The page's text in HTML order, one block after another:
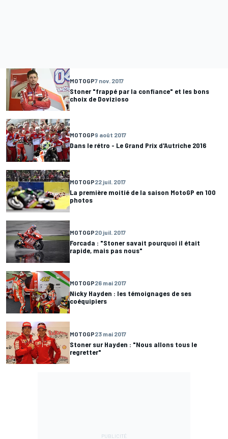
MOTOGP7 nov. 2017
Stoner "frappé par la confiance" et les bons
choix de Dovizioso
MOTOGP9 août 2017
Dans le rétro - Le Grand Prix d'Autriche 2016
MOTOGP22 juil. 2017
La première moitié de la saison MotoGP en 100
photos
MOTOGP20 juil. 2017
Forcada : "Stoner savait pourquoi il était
rapide, mais pas nous"
MOTOGP26 mai 2017
Nicky Hayden : les témoignages de ses
coéquipiers
MOTOGP23 mai 2017
Stoner sur Hayden : "Nous allons tous le
regretter"